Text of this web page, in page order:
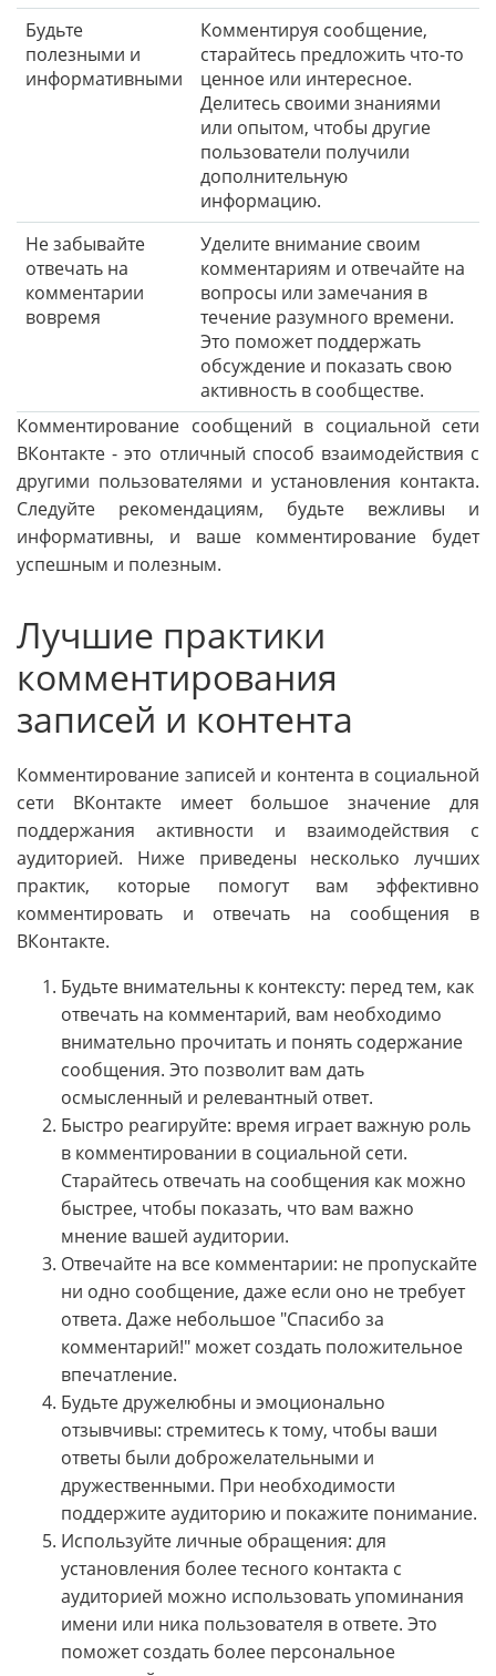
Будьте
полезными и
информативными
Комментируя сообщение,
старайтесь предложить что-то
ценное или интересное.
Делитесь своими знаниями
или опытом, чтобы другие
пользователи получили
дополнительную
информацию.
Не забывайте
отвечать на
комментарии
вовремя
Уделите внимание своим
комментариям и отвечайте на
вопросы или замечания в
течение разумного времени.
Это поможет поддержать
обсуждение и показать свою
активность в сообществе.
Комментирование сообщений в социальной сети
ВКонтакте - это отличный способ взаимодействия с
другими пользователями и установления контакта.
Следуйте рекомендациям, будьте вежливы и
информативны, и ваше комментирование будет
успешным и полезным.
Лучшие практики
комментирования
записей и контента
Комментирование записей и контента в социальной
сети ВКонтакте имеет большое значение для
поддержания активности и взаимодействия с
аудиторией. Ниже приведены несколько лучших
практик, которые помогут вам эффективно
комментировать и отвечать на сообщения в
ВКонтакте.
Будьте внимательны к контексту: перед тем, как
отвечать на комментарий, вам необходимо
внимательно прочитать и понять содержание
сообщения. Это позволит вам дать
осмысленный и релевантный ответ.
Быстро реагируйте: время играет важную роль
в комментировании в социальной сети.
Старайтесь отвечать на сообщения как можно
быстрее, чтобы показать, что вам важно
мнение вашей аудитории.
Отвечайте на все комментарии: не пропускайте
ни одно сообщение, даже если оно не требует
ответа. Даже небольшое "Спасибо за
комментарий!" может создать положительное
впечатление.
Будьте дружелюбны и эмоционально
отзывчивы: стремитесь к тому, чтобы ваши
ответы были доброжелательными и
дружественными. При необходимости
поддержите аудиторию и покажите понимание.
Используйте личные обращения: для
установления более тесного контакта с
аудиторией можно использовать упоминания
имени или ника пользователя в ответе. Это
поможет создать более персональное